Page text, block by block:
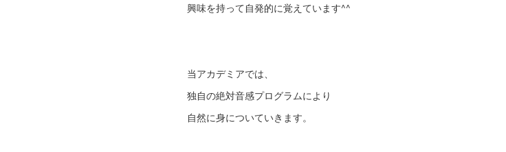
興味を持って自発的に覚えています^^
当アカデミアでは、
独自の絶対音感プログラムにより
自然に身についていきます。